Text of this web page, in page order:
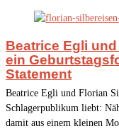
Beatrice Egli
ein
Statement
Beatrice Egli und Florian
Schlagerpublikum liebt:
damit aus einem kleinen